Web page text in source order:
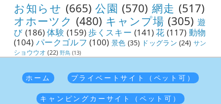
お知らせ (665) 公園 (570) 網走 (517)
オホーツク (480) キャンプ場 (305) 遊
び (186)体験 (159)歩くスキー (141)花 (117) 動物
(104) パークゴルフ (100) 景色 (35) ドッグラン (24) サン
ショウウオ (22) 野鳥 (13)
ホーム プライベートサイト（ペット可）
キャンピングカーサイト（ペット可）